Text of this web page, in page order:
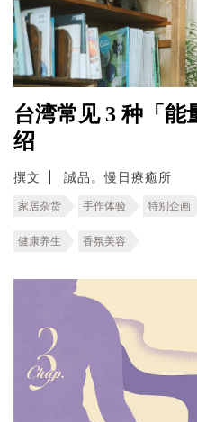
台湾常见 3 种「能
绍
撰文 誠品。慢日療癒所
家居杂货 手作体验 特别企画
健康养生 香氛美容